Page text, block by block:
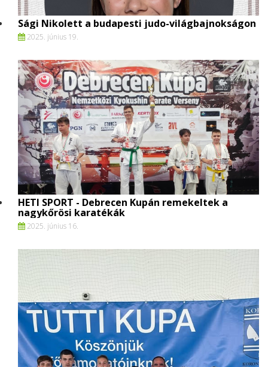
Sági Nikolett a budapesti judo-világbajnokságon
2025. június 19.
HETI SPORT - Debrecen Kupán remekeltek a
nagykőrösi karatékák
2025. június 16.